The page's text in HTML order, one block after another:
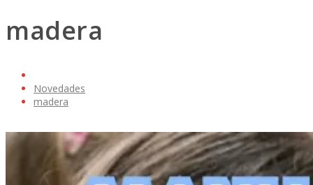
madera
Novedades
madera